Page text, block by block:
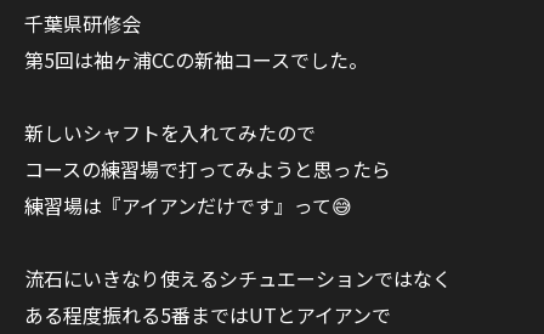
千葉県研修会
第5回は袖ヶ浦CCの新袖コースでした。
新しいシャフトを入れてみたので
コースの練習場で打ってみようと思ったら
練習場は『アイアンだけです』って😅
流石にいきなり使えるシチュエーションではなく
ある程度振れる5番まではUTとアイアンで